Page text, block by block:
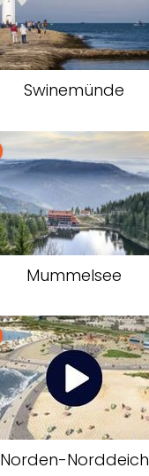
Swinemünde
Mummelsee
Norden-Norddeich